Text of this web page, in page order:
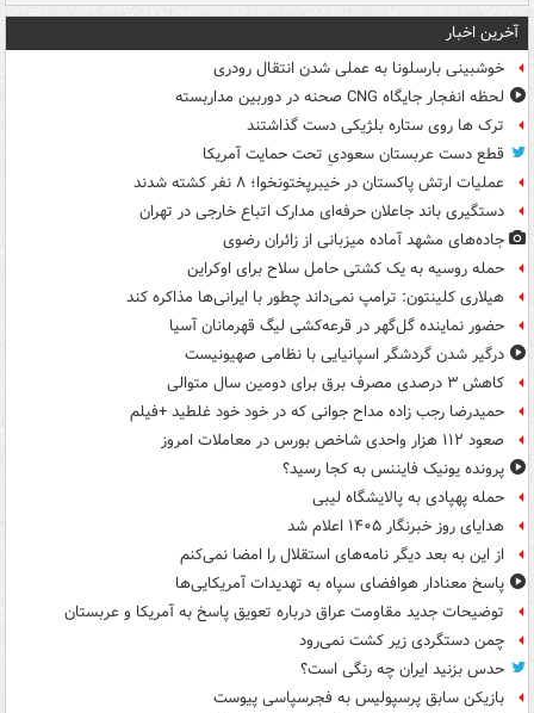
آخرین اخبار
خوشبینی بارسلونا به عملی شدن انتقال رودری
لحظه انفجار جایگاه CNG صحنه در دوربین مداربسته
ترک ها روی ستاره بلژیکی دست گذاشتند
قطع دست عربستان سعودیِ تحت حمایت آمریکا
عملیات ارتش پاکستان در خیبرپختونخوا؛ ۸ نفر کشته شدند
دستگیری باند جاعلان حرفه‌ای مدارک اتباع خارجی در تهران
جاده‌های مشهد آماده میزبانی از زائران رضوی
حمله روسیه به یک کشتی حامل سلاح برای اوکراین
هیلاری کلینتون: ترامپ نمی‌داند چطور با ایرانی‌ها مذاکره کند
حضور نماینده گل‌گهر در قرعه‌کشی لیگ قهرمانان آسیا
درگیر شدن گردشگر اسپانیایی با نظامی صهیونیست
کاهش ۳ درصدی مصرف برق برای دومین سال متوالی
حمیدرضا رجب زاده مداح جوانی که در خود خود غلطید +فیلم
صعود ۱۱۲ هزار واحدی شاخص بورس در معاملات امروز
پرونده یونیک فایننس به کجا رسید؟
حمله پهپادی به پالایشگاه لیبی
هدایای روز خبرنگار ۱۴۰۵ اعلام شد
از این به بعد دیگر نامه‌های استقلال را امضا نمی‌کنم
پاسخ معنادار هوافضای سپاه به تهدیدات آمریکایی‌ها
توضیحات جدید مقاومت عراق درباره تعویق پاسخ به آمریکا و عربستان
چمن دستگردی زیر کشت نمی‌رود
حدس بزنید ایران چه رنگی است؟
بازیکن سابق پرسپولیس به فجرسپاسی پیوست